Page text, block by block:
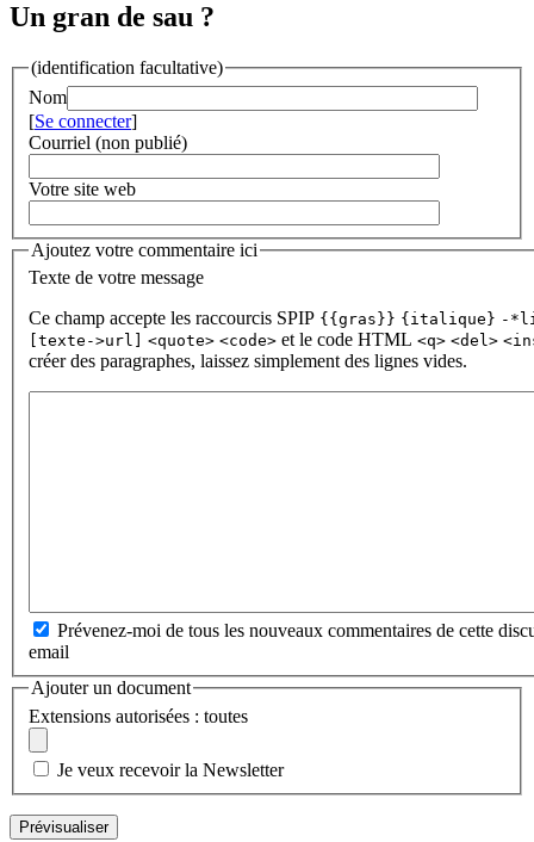
Un gran de sau ?
(identification facultative)
Nom
[Se connecter]
Courriel (non publié)
Votre site web
Ajoutez votre commentaire ici
Texte de votre message
Ce champ accepte les raccourcis SPIP {{gras}} {italique} -
[texte->url]
<quote> <code> et le code HTML <q> <del>
créer des paragraphes, laissez simplement des lignes vides.
Prévenez-moi de tous les nouveaux commentaires de cette
email
Ajouter un document
Extensions autorisées : toutes
Je veux recevoir la Newsletter